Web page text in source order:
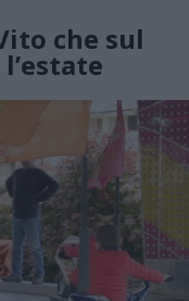
che sul